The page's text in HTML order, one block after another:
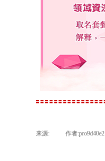
来源: 作者:pro9d40e2